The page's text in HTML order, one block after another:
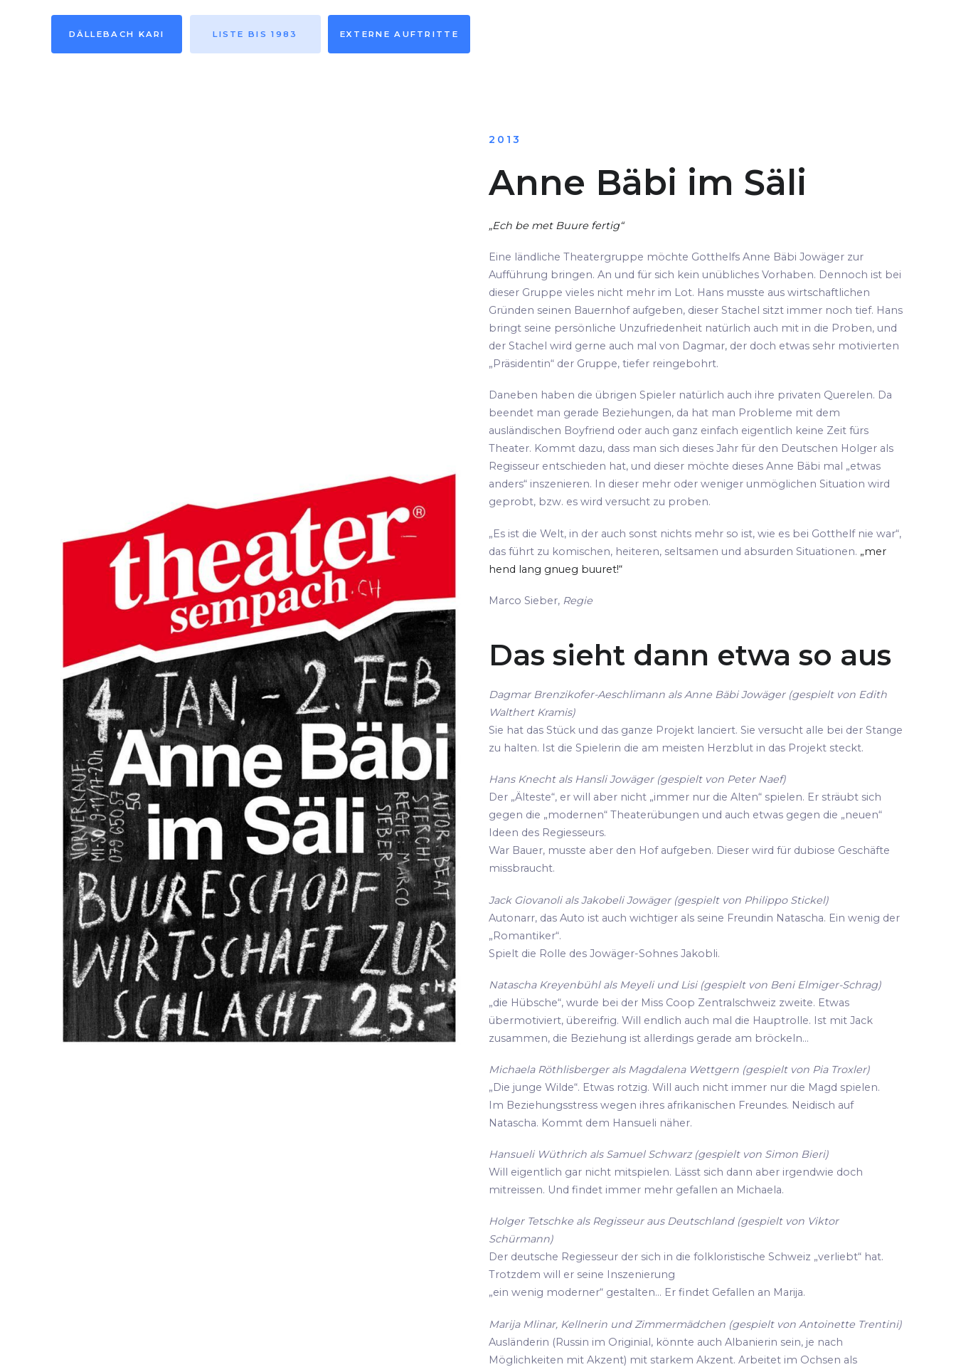
DÄLLEBACH KARI LISTE BIS 1983 EXTERNE AUFTRITTE
2013
Anne Bäbi im Säli
„Ech be met Buure fertig“
Eine ländliche Theatergruppe möchte Gotthelfs Anne Bäbi Jowäger zur
Aufführung bringen. An und für sich kein unübliches Vorhaben. Dennoch ist bei
dieser Gruppe vieles nicht mehr im Lot. Hans musste aus wirtschaftlichen
Gründen seinen Bauernhof aufgeben, dieser Stachel sitzt immer noch tief. Hans
bringt seine persönliche Unzufriedenheit natürlich auch mit in die Proben, und
der Stachel wird gerne auch mal von Dagmar, der doch etwas sehr motivierten
„Präsidentin“ der Gruppe, tiefer reingebohrt.
Daneben haben die übrigen Spieler natürlich auch ihre privaten Querelen. Da
beendet man gerade Beziehungen, da hat man Probleme mit dem
ausländischen Boyfriend oder auch ganz einfach eigentlich keine Zeit fürs
Theater. Kommt dazu, dass man sich dieses Jahr für den Deutschen Holger als
Regisseur entschieden hat, und dieser möchte dieses Anne Bäbi mal „etwas
anders“ inszenieren. In dieser mehr oder weniger unmöglichen Situation wird
geprobt, bzw. es wird versucht zu proben.
„Es ist die Welt, in der auch sonst nichts mehr so ist, wie es bei Gotthelf nie war“,
das führt zu komischen, heiteren, seltsamen und absurden Situationen. „mer
hend lang gnueg buuret!“
Marco Sieber, Regie
Das sieht dann etwa so aus
Dagmar Brenzikofer-Aeschlimann als Anne Bäbi Jowäger (gespielt von Edith
Walthert Kramis)
Sie hat das Stück und das ganze Projekt lanciert. Sie versucht alle bei der Stange
zu halten. Ist die Spielerin die am meisten Herzblut in das Projekt steckt.
Hans Knecht als Hansli Jowäger (gespielt von Peter Naef)
Der „Älteste“, er will aber nicht „immer nur die Alten“ spielen. Er sträubt sich
gegen die „modernen“ Theaterübungen und auch etwas gegen die „neuen“
Ideen des Regiesseurs.
War Bauer, musste aber den Hof aufgeben. Dieser wird für dubiose Geschäfte
missbraucht.
Jack Giovanoli als Jakobeli Jowäger (gespielt von Philippo Stickel)
Autonarr, das Auto ist auch wichtiger als seine Freundin Natascha. Ein wenig der
„Romantiker“.
Spielt die Rolle des Jowäger-Sohnes Jakobli.
Natascha Kreyenbühl als Meyeli und Lisi (gespielt von Beni Elmiger-Schrag)
„die Hübsche“, wurde bei der Miss Coop Zentralschweiz zweite. Etwas
übermotiviert, übereifrig. Will endlich auch mal die Hauptrolle. Ist mit Jack
zusammen, die Beziehung ist allerdings gerade am bröckeln...
Michaela Röthlisberger als Magdalena Wettgern (gespielt von Pia Troxler)
„Die junge Wilde“. Etwas rotzig. Will auch nicht immer nur die Magd spielen.
Im Beziehungsstress wegen ihres afrikanischen Freundes. Neidisch auf
Natascha. Kommt dem Hansueli näher.
Hansueli Wüthrich als Samuel Schwarz (gespielt von Simon Bieri)
Will eigentlich gar nicht mitspielen. Lässt sich dann aber irgendwie doch
mitreissen. Und findet immer mehr gefallen an Michaela.
Holger Tetschke als Regisseur aus Deutschland (gespielt von Viktor
Schürmann)
Der deutsche Regiesseur der sich in die folkloristische Schweiz „verliebt“ hat.
Trotzdem will er seine Inszenierung
„ein wenig moderner“ gestalten... Er findet Gefallen an Marija.
Marija Mlinar, Kellnerin und Zimmermädchen (gespielt von Antoinette Trentini)
Ausländerin (Russin im Originial, könnte auch Albanierin sein, je nach
Möglichkeiten mit Akzent) mit starkem Akzent. Arbeitet im Ochsen als